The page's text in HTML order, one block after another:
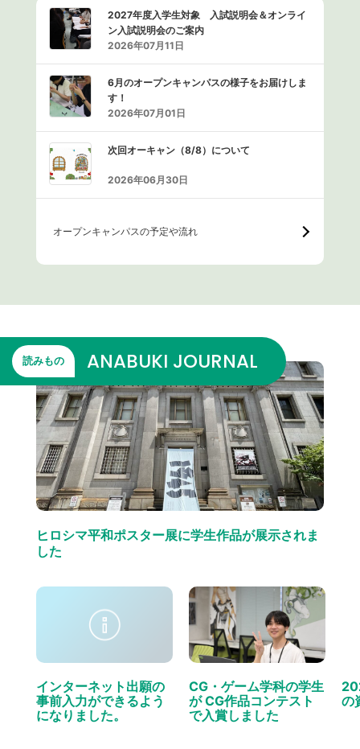
2027年度入学生対象 入試説明会＆オンライ
ン入試説明会のご案内
2026年07月11日
6月のオープンキャンパスの様子をお届けしま
す！
2026年07月01日
次回オーキャン（8/8）について
2026年06月30日
オープンキャンパスの予定や流れ
読みもの ANABUKI JOURNAL
ヒロシマ平和ポスター展に学生作品が展示されま
した
インターネット出願の
事前入力ができるよう
になりました。
CG・ゲーム学科の学生
が CG作品コンテスト
で入賞しました
の